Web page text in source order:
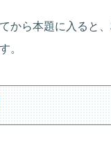
から本題に入ると
。